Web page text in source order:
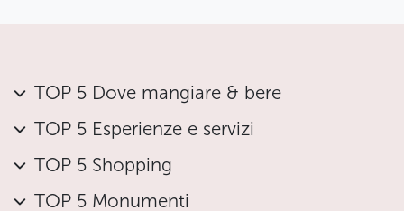
TOP 5 Dove mangiare & bere
TOP 5 Esperienze e servizi
TOP 5 Shopping
TOP 5 Monumenti